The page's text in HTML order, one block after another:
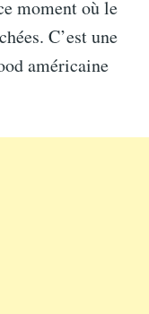
moment où le
C’est une
américaine